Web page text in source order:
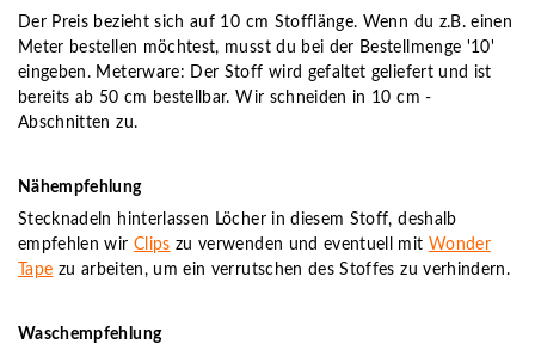
Der Preis bezieht sich auf 10 cm Stofflänge. Wenn du z.B. einen
Meter bestellen möchtest, musst du bei der Bestellmenge '10'
eingeben. Meterware: Der Stoff wird gefaltet geliefert und ist
bereits ab 50 cm bestellbar. Wir schneiden in 10 cm -
Abschnitten zu.
Nähempfehlung
Stecknadeln hinterlassen Löcher in diesem Stoff, deshalb
empfehlen wir Clips zu verwenden und eventuell mit Wonder
Tape zu arbeiten, um ein verrutschen des Stoffes zu verhindern.
Waschempfehlung